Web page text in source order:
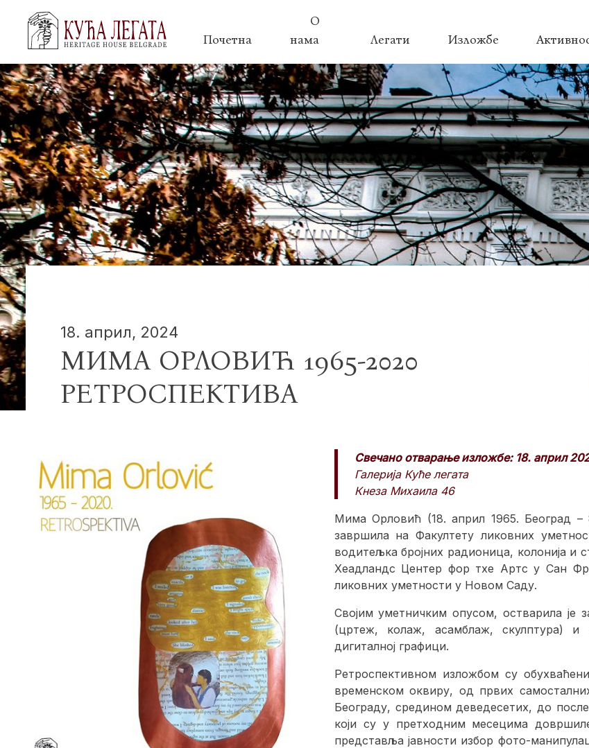
Почетна
О
нама
Легати Изложбе
18. април, 2024
МИМА ОРЛОВИЋ 1965-2020
РЕТРОСПЕКТИВА
Свечано отварање изложбе: 18. април
Галерија Куће легата
Кнеза Михаила 46
Мима Орловић (18. април 1965. Београд –
завршила на Факултету ликовних
водитељка бројних радионица, колонија и
Хеадландс Центер фор тхе Артс у Сан
ликовних уметности у Новом Саду.
Својим уметничким опусом, остварила је
(цртеж, колаж, асамблаж, скулптура) и
дигиталној графици.
Ретроспективном изложбом су
временском оквиру, од првих
Београду, средином деведесетих, до
који су у претходним месецима
представља јавности избор фото-